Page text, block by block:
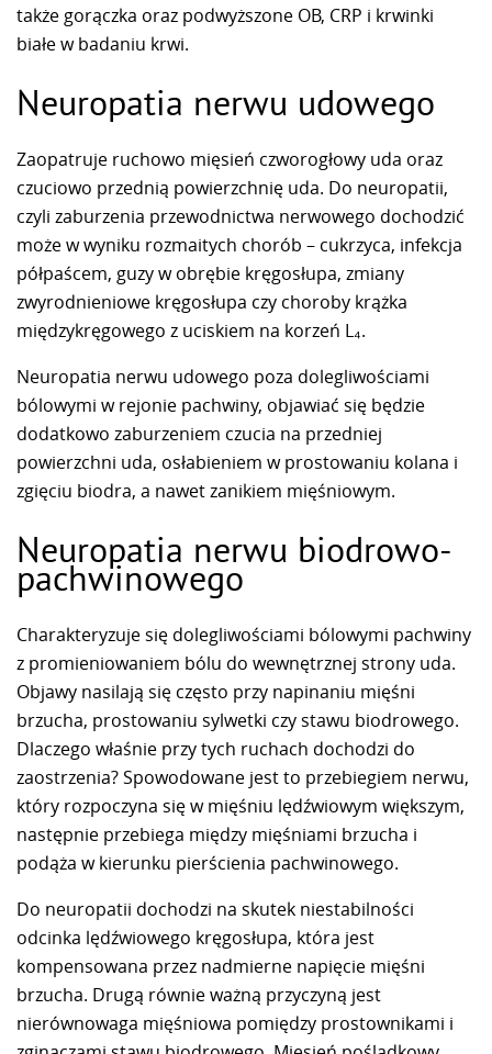
także gorączka oraz podwyższone OB, CRP i krwinki
białe w badaniu krwi.
Neuropatia nerwu udowego
Zaopatruje ruchowo mięsień czworogłowy uda oraz
czuciowo przednią powierzchnię uda. Do neuropatii,
czyli zaburzenia przewodnictwa nerwowego dochodzić
może w wyniku rozmaitych chorób – cukrzyca, infekcja
półpaścem, guzy w obrębie kręgosłupa, zmiany
zwyrodnieniowe kręgosłupa czy choroby krążka
międzykręgowego z uciskiem na korzeń L₄.
Neuropatia nerwu udowego poza dolegliwościami
bólowymi w rejonie pachwiny, objawiać się będzie
dodatkowo zaburzeniem czucia na przedniej
powierzchni uda, osłabieniem w prostowaniu kolana i
zgięciu biodra, a nawet zanikiem mięśniowym.
Neuropatia nerwu biodrowo-
pachwinowego
Charakteryzuje się dolegliwościami bólowymi pachwiny
z promieniowaniem bólu do wewnętrznej strony uda.
Objawy nasilają się często przy napinaniu mięśni
brzucha, prostowaniu sylwetki czy stawu biodrowego.
Dlaczego właśnie przy tych ruchach dochodzi do
zaostrzenia? Spowodowane jest to przebiegiem nerwu,
który rozpoczyna się w mięśniu lędźwiowym większym,
następnie przebiega między mięśniami brzucha i
podąża w kierunku pierścienia pachwinowego.
Do neuropatii dochodzi na skutek niestabilności
odcinka lędźwiowego kręgosłupa, która jest
kompensowana przez nadmierne napięcie mięśni
brzucha. Drugą równie ważną przyczyną jest
nierównowaga mięśniowa pomiędzy prostownikami i